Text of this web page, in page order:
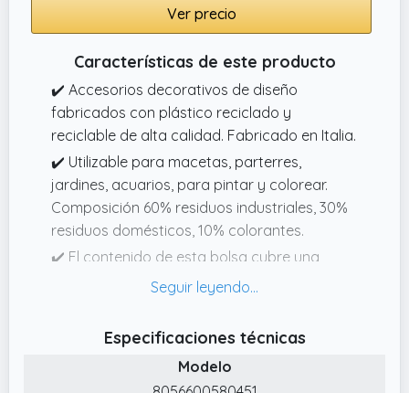
Ver precio
Características de este producto
✔️ Accesorios decorativos de diseño
fabricados con plástico reciclado y
reciclable de alta calidad. Fabricado en Italia.
✔️ Utilizable para macetas, parterres,
jardines, acuarios, para pintar y colorear.
Composición 60% residuos industriales, 30%
residuos domésticos, 10% colorantes.
✔️ El contenido de esta bolsa cubre una
superficie de 50x25 cm. El diámetro de las
✔️ Limpias, higiénicas y no tóxicas, más
ligeras que las piedras ordinarias. Resistente
al calor, al frío y a los golpes.
Especificaciones técnicas
Modelo